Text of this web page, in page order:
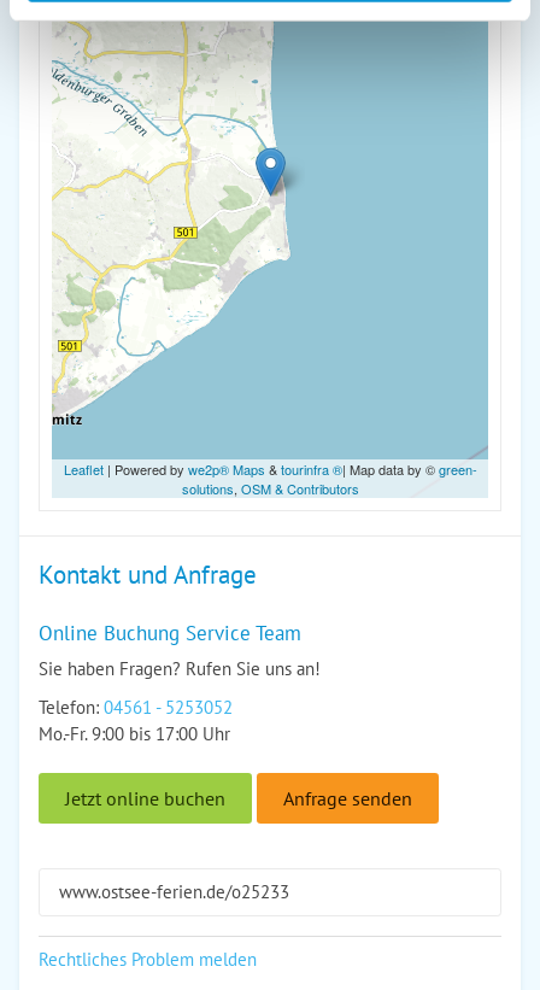
Leaflet| Powered by we2p® Maps &tourinfra ®| Map data by ©green-
solutions, OSM & Contributors
Kontakt und Anfrage
Online Buchung Service Team
Sie haben Fragen? Rufen Sie uns an!
Telefon: 04561 - 5253052
Mo.-Fr. 9:00 bis 17:00 Uhr
Jetzt online buchen Anfrage senden
www.ostsee-ferien.de/o25233
Rechtliches Problem melden